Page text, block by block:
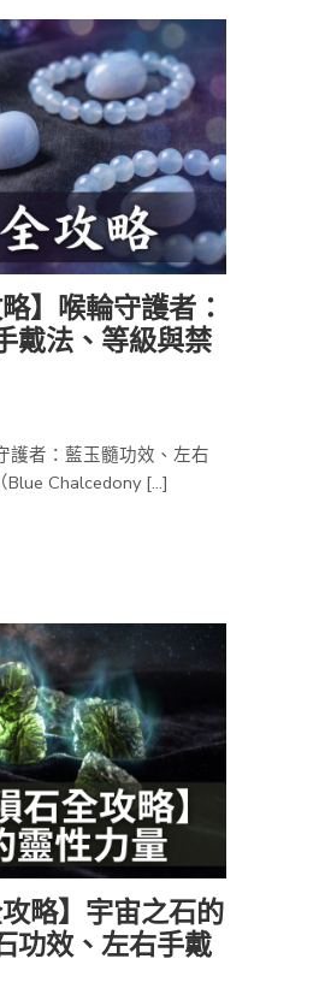
】喉輪守護者：
戴法、等級與禁
護者：藍玉髓功效、左右
Chalcedony […]
略】宇宙之石的
功效、左右手戴